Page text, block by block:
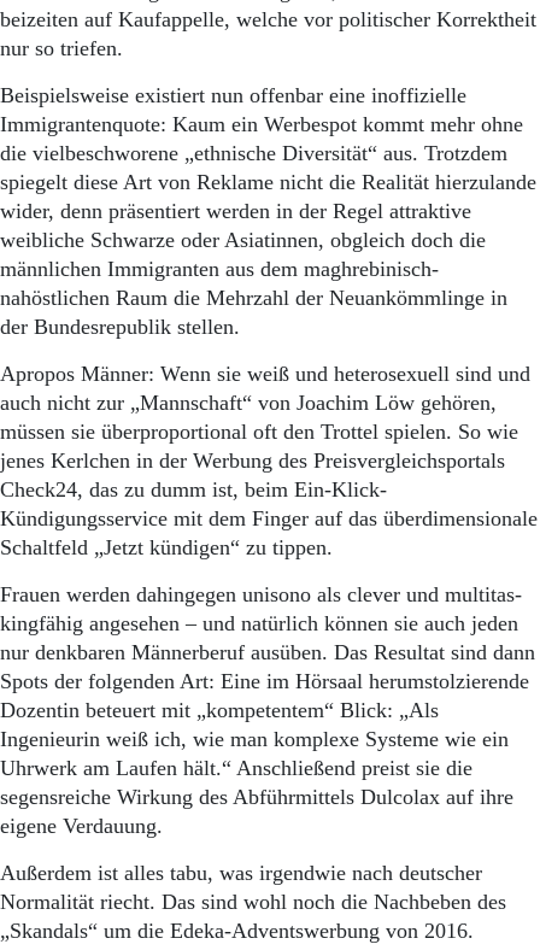
Mediadaten
Impressum
Datenschutz
beizeiten auf Kaufappelle, welche vor politischer Korrektheit
nur so triefen.
Beispielsweise existiert nun offenbar eine inoffizielle
Immigrantenquote: Kaum ein Werbespot kommt mehr ohne
die vielbeschworene „ethnische Diversität“ aus. Trotzdem
spiegelt diese Art von Reklame nicht die Realität hierzulande
wider, denn präsentiert werden in der Regel attraktive
weibliche Schwarze oder Asiatinnen, obgleich doch die
männlichen Immigranten aus dem maghrebinisch-
nahöstlichen Raum die Mehrzahl der Neuankömmlinge in
der Bundesrepublik stellen.
Apropos Männer: Wenn sie weiß und heterosexuell sind und
auch nicht zur „Mannschaft“ von Joachim Löw gehören,
müssen sie überproportional oft den Trottel spielen. So wie
jenes Kerlchen in der Werbung des Preisvergleichs­portals
Check24, das zu dumm ist, beim Ein-Klick-
Kündigungsservice mit dem Finger auf das überdimensionale
Schaltfeld „Jetzt kündigen“ zu tippen.
Frauen werden dahingegen unisono als clever und multitas­
kingfähig angesehen – und natürlich können sie auch jeden
nur denkbaren Männerberuf aus­üben. Das Resultat sind dann
Spots der folgenden Art: Eine im Hörsaal herumstolzierende
Dozentin beteuert mit „kompetentem“ Blick: „Als
Ingenieurin weiß ich, wie man komplexe Systeme wie ein
Uhrwerk am Laufen hält.“ Anschließend preist sie die
segensreiche Wirkung des Abführmittels Dulcolax auf ihre
eigene Verdauung.
Außerdem ist alles tabu, was irgendwie nach deutscher
Normalität riecht. Das sind wohl noch die Nachbeben des
„Skandals“ um die Edeka-Adventswerbung von 2016.